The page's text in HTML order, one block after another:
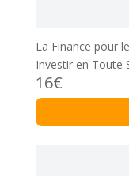
La Finance pour
Investir en Toute
16€